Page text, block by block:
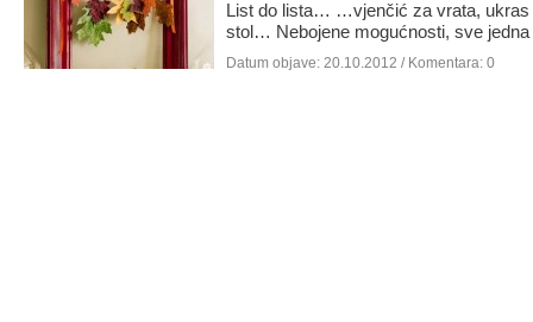
List do lista… …vjenčić za vrata, ukras
stol… Nebojene mogućnosti, sve
Datum objave: 20.10.2012 / Komentara: 0